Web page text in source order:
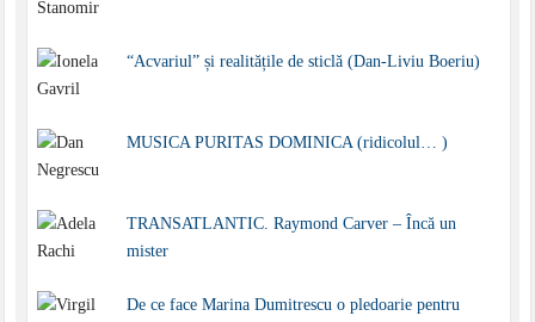
“Acvariul” și realitățile de sticlă (Dan-Liviu Boeriu)
MUSICA PURITAS DOMINICA (ridicolul… )
TRANSATLANTIC. Raymond Carver – Încă un
mister
De ce face Marina Dumitrescu o pledoarie pentru